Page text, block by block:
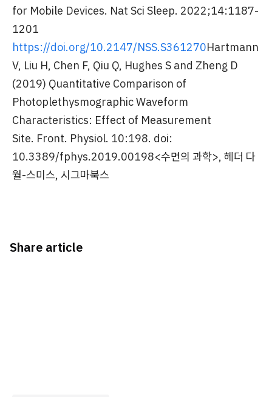
for Mobile Devices. Nat Sci Sleep. 2022;14:1187-
1201
https://doi.org/10.2147/NSS.S361270Hartmann
V, Liu H, Chen F, Qiu Q, Hughes S and Zheng D
(2019) Quantitative Comparison of
Photoplethysmographic Waveform
Characteristics: Effect of Measurement
Site. Front. Physiol. 10:198. doi:
10.3389/fphys.2019.00198<수면의 과학>, 헤더 다
월-스미스, 시그마북스
Share article